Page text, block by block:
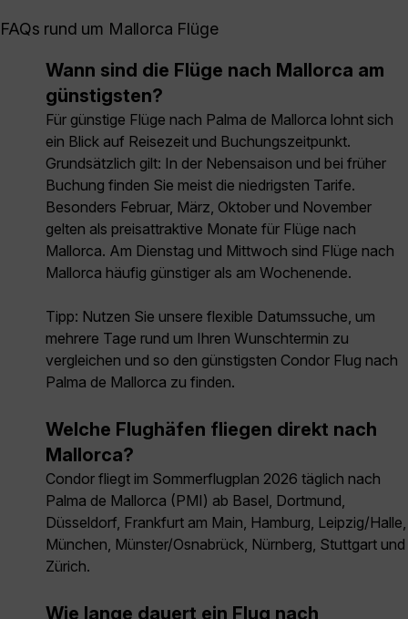
FAQs rund um Mallorca Flüge
Wann sind die Flüge nach Mallorca am
günstigsten?
Für günstige Flüge nach Palma de Mallorca lohnt sich
ein Blick auf Reisezeit und Buchungszeitpunkt.
Grundsätzlich gilt: In der Nebensaison und bei früher
Buchung finden Sie meist die niedrigsten Tarife.
Besonders Februar, März, Oktober und November
gelten als preisattraktive Monate für Flüge nach
Mallorca. Am Dienstag und Mittwoch sind Flüge nach
Mallorca häufig günstiger als am Wochenende.
Tipp: Nutzen Sie unsere flexible Datumssuche, um
mehrere Tage rund um Ihren Wunschtermin zu
vergleichen und so den günstigsten Condor Flug nach
Palma de Mallorca zu finden.
Welche Flughäfen fliegen direkt nach
Mallorca?
Condor fliegt im Sommerflugplan 2026 täglich nach
Palma de Mallorca (PMI) ab Basel, Dortmund,
Düsseldorf, Frankfurt am Main, Hamburg, Leipzig/Halle,
München, Münster/Osnabrück, Nürnberg, Stuttgart und
Zürich.
Wie lange dauert ein Flug nach